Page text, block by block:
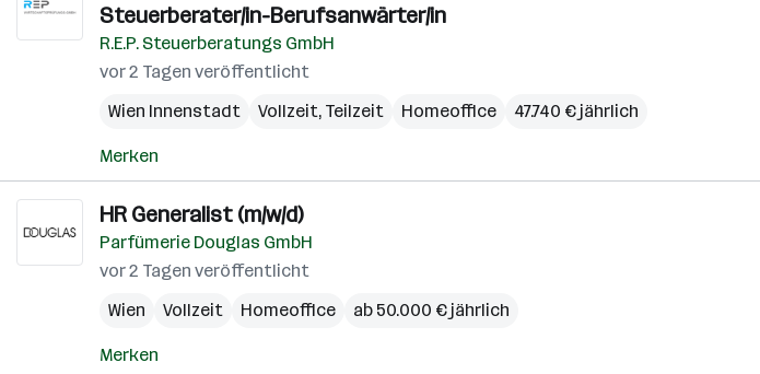
Steuerberater/in-Berufsanwärter/in
R.E.P. Steuerberatungs GmbH
vor 2 Tagen veröffentlicht
Wien Innenstadt
Vollzeit, Teilzeit Homeoffice 47.740 € jährlich
Merken
HR Generalist (m/w/d)
Parfümerie Douglas GmbH
vor 2 Tagen veröffentlicht
Wien
Vollzeit Homeoffice ab 50.000 € jährlich
Merken